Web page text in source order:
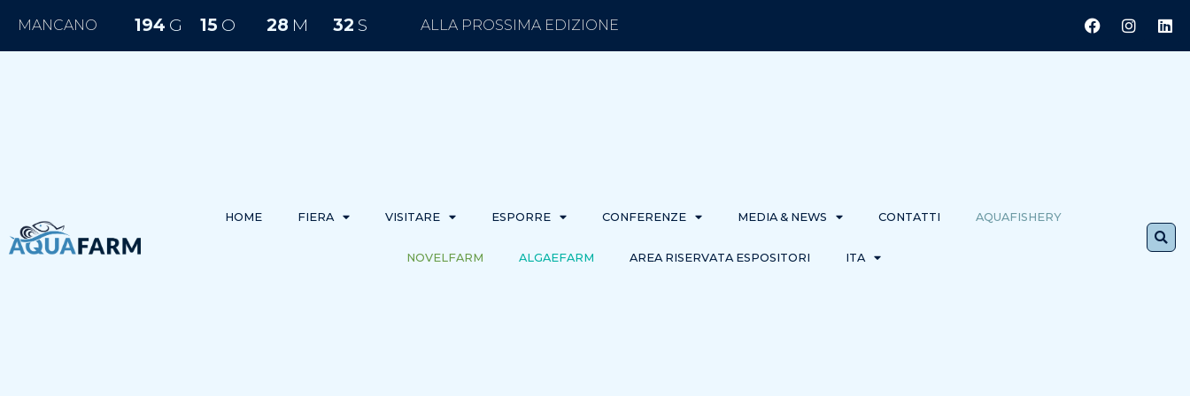
MANCANO 194 G 15 O 28 M 31 S ALLA PROSSIMA EDIZIONE
HOME FIERA VISITARE ESPORRE CONFERENZE MEDIA & NEWS CONTATTI AQUAFISHERY
NOVELFARM ALGAEFARM AREA RISERVATA ESPOSITORI ITA